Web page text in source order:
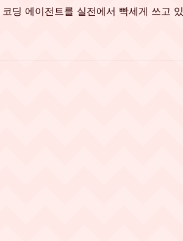
딩 에이전트를 실전에서 빡세게 쓰고 있